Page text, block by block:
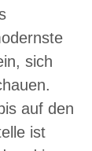
sich
auf den
ist